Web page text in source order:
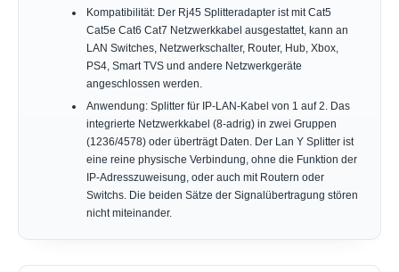
Kompatibilität: Der Rj45 Splitteradapter ist mit Cat5
Cat5e Cat6 Cat7 Netzwerkkabel ausgestattet, kann an
LAN Switches, Netzwerkschalter, Router, Hub, Xbox,
PS4, Smart TVS und andere Netzwerkgeräte
angeschlossen werden.
Anwendung: Splitter für IP-LAN-Kabel von 1 auf 2. Das
integrierte Netzwerkkabel (8-adrig) in zwei Gruppen
(1236/4578) oder überträgt Daten. Der Lan Y Splitter ist
eine reine physische Verbindung, ohne die Funktion der
IP-Adresszuweisung, oder auch mit Routern oder
Switchs. Die beiden Sätze der Signalübertragung stören
nicht miteinander.